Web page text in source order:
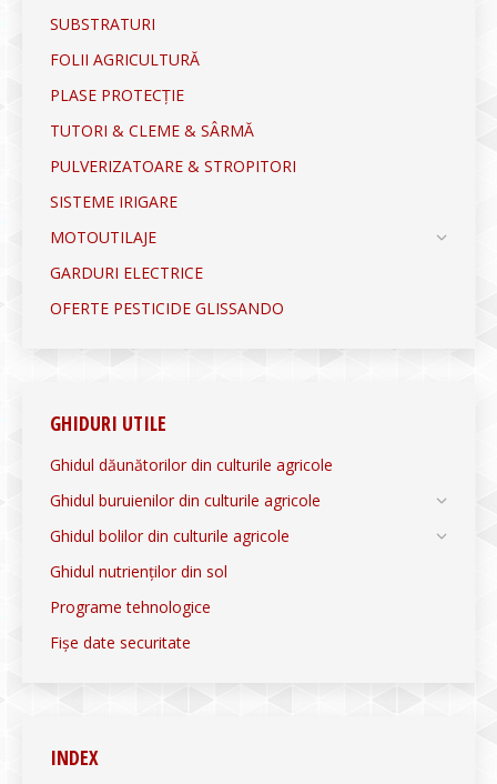
SUBSTRATURI
FOLII AGRICULTURĂ
PLASE PROTECȚIE
TUTORI & CLEME & SÂRMĂ
PULVERIZATOARE & STROPITORI
SISTEME IRIGARE
MOTOUTILAJE
GARDURI ELECTRICE
OFERTE PESTICIDE GLISSANDO
GHIDURI UTILE
Ghidul dăunătorilor din culturile agricole
Ghidul buruienilor din culturile agricole
Ghidul bolilor din culturile agricole
Ghidul nutrienților din sol
Programe tehnologice
Fișe date securitate
INDEX